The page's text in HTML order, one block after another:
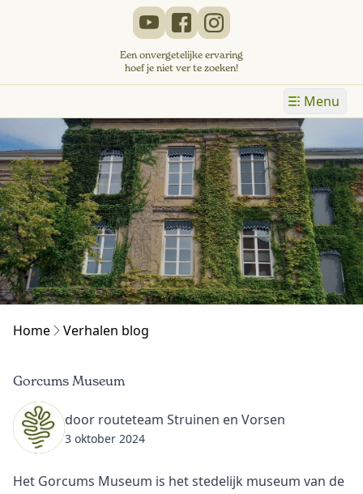
Een onvergetelijke ervaring
hoef je niet ver te zoeken!
Menu
Home Verhalen blog
Gorcums Museum
door routeteam Struinen en Vorsen
3 oktober 2024
Het Gorcums Museum is het stedelijk museum van de